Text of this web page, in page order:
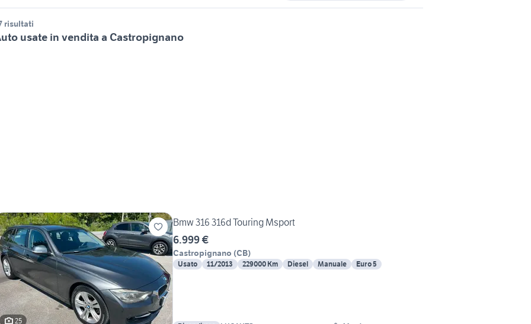
risultati
usate in vendita a Castropignano
25
Bmw 316 316d Touring Msport
6.999 €
Castropignano (CB)
Usato 11/2013 229000 Km Diesel Manuale Euro 5